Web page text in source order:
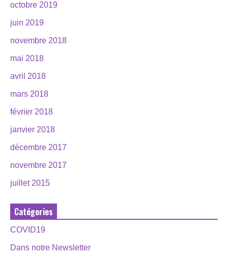
octobre 2019
juin 2019
novembre 2018
mai 2018
avril 2018
mars 2018
février 2018
janvier 2018
décembre 2017
novembre 2017
juillet 2015
Catégories
COVID19
Dans notre Newsletter